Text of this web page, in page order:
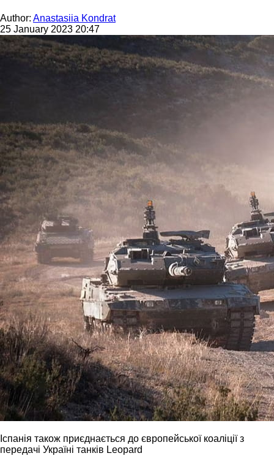
Author: Anastasiia Kondrat
25 January 2023 20:47
Іспанія також приєднається до європейської коаліції з
передачі Україні танків Leopard